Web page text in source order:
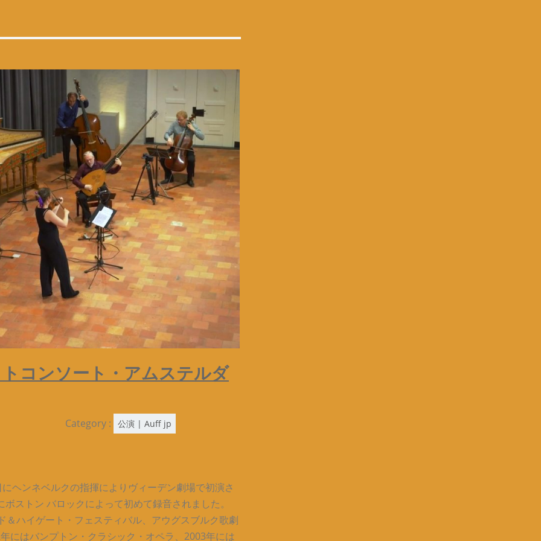
コンソート・アムステルダ
Category : 公演 | Auff jp
ヘンネベルクの指揮によりヴィーデン劇場で初演さ
ストン バロックによって初めて録音されました。
＆ハイゲート・フェスティバル、アウグスブルク歌劇
にはバンプトン・クラシック・オペラ、2003年には